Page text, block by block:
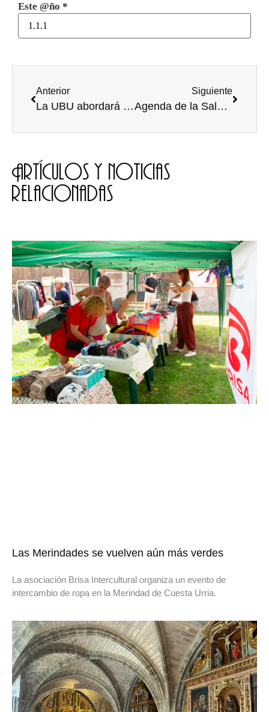
Este @ño *
Anterior
La UBU abordará el “boom” de la novela histórica
Siguiente
Agenda de la Sala Hangar
Artículos y noticias
relacionadas
Las Merindades se vuelven aún más verdes
La asociación Brisa Intercultural organiza un evento de
intercambio de ropa en la Merindad de Cuesta Urria.